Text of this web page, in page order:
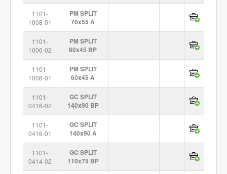
1101-
1008-01
PM SPLIT
70x55 A
1101-
1006-02
PM SPLIT
60x45 BP
1101-
1006-01
PM SPLIT
60x45 A
1101-
0416-02
GC SPLIT
140x90 BP
1101-
0416-01
GC SPLIT
140x90 A
1101-
0414-02
GC SPLIT
110x75 BP